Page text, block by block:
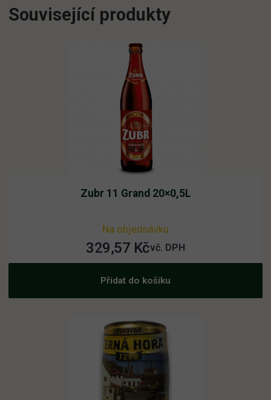
Související produkty
Zubr 11 Grand 20×0,5L
Na objednávku
329,57 Kčvč. DPH
Přidat do košíku